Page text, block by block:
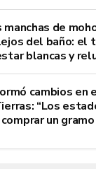
de
del baño: el
blancas y
cambios en
“Los
un